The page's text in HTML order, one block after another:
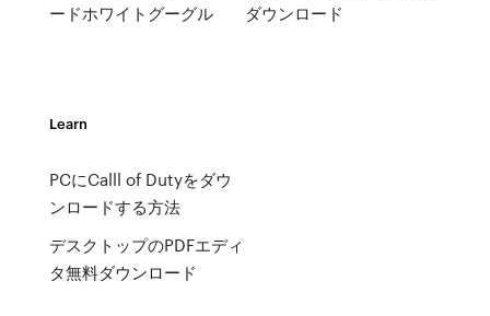
ードホワイトグーグル
ダウンロード
Learn
PCにCalll of Dutyをダウ
ンロードする方法
デスクトップのPDFエディ
タ無料ダウンロード